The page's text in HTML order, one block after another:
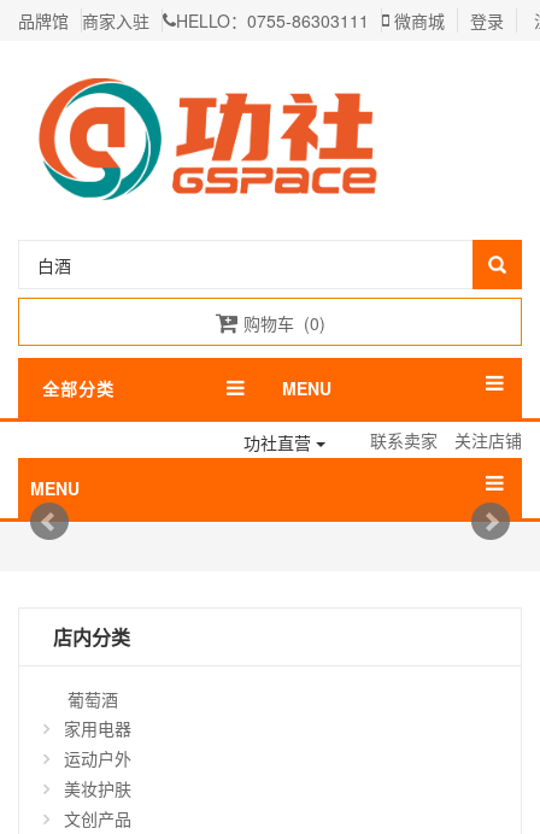
品牌馆 商家入驻 HELLO：0755-86303111 微商城 登录
购物车 (0)
全部分类 MENU
功社直营 联系卖家
关注店铺
MENU
店内分类
葡萄酒
家用电器
运动户外
美妆护肤
文创产品